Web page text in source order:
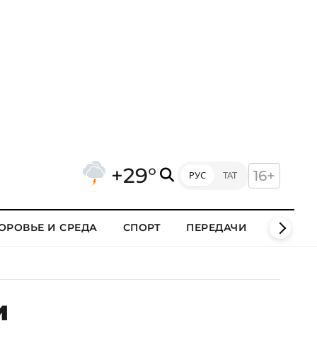
+29° РУС ТАТ 16+
И СРЕДА СПОРТ ПЕРЕДАЧИ КЛИПЫ